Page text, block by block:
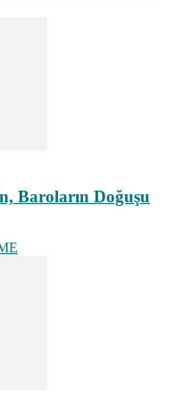
Baroların Doğuşu